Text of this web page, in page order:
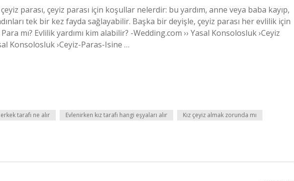
parası, çeyiz parası için koşullar nelerdir: bu yardım, anne veya baba kayıp,
tek bir kez fayda sağlayabilir. Başka bir deyişle, çeyiz parası her evlilik için
mı? Evlilik yardımı kim alabilir? -Wedding.com ›› Yasal Konsolosluk ›Ceyiz
Konsolosluk ›Ceyiz-Paras-Isine …
tarafı ne alır Evlenirken kız tarafı hangi eşyaları alır Kız çeyiz almak zorunda mı